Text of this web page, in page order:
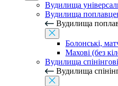
Вудилища
Вудилища
Вудилища
Болонські,
Махові (без
Вудилища
Вудилища